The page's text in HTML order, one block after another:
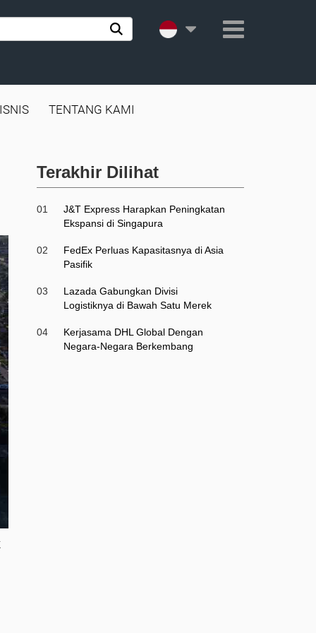
TENTANG KAMI
Terakhir Dilihat
01
J&T Express Harapkan Peningkatan
Ekspansi di Singapura
02
FedEx Perluas Kapasitasnya di Asia
Pasifik
03
Lazada Gabungkan Divisi
Logistiknya di Bawah Satu Merek
04
Kerjasama DHL Global Dengan
Negara-Negara Berkembang